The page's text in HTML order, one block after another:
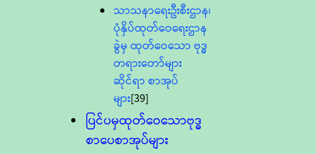
သာသနာရေးဦးစီးဌာန၊
ပုံနှိပ်ထုတ်ဝေရေးဌာန
ခွဲမှ ထုတ်ဝေသော ဗုဒ္ဓ
တရားတော်များ
ဆိုင်ရာ စာအုပ်
များ[39]
ပြင်ပမှထုတ်ဝေသောဗုဒ္ဓ
စာပေစာအုပ်များ